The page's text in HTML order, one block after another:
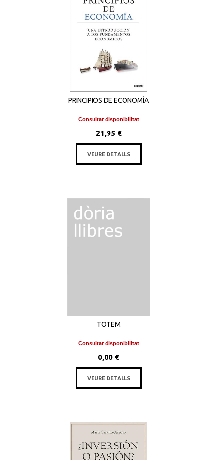
PRINCIPIOS DE ECONOMÍA
Consultar disponibilitat
21,95 €
VEURE DETALLS
TOTEM
Consultar disponibilitat
0,00 €
VEURE DETALLS